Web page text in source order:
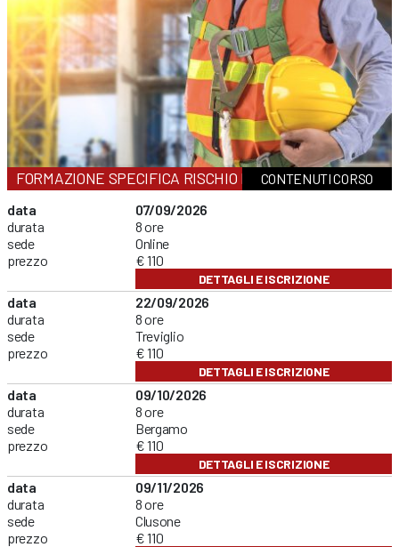
FORMAZIONE SPECIFICA RISCHIO MEDIOCONTENUTI CORSO
data
durata
sede
prezzo
07/09/2026
8 ore
Online
€ 110
DETTAGLI E ISCRIZIONE
data
durata
sede
prezzo
22/09/2026
8 ore
Treviglio
€ 110
DETTAGLI E ISCRIZIONE
data
durata
sede
prezzo
09/10/2026
8 ore
Bergamo
€ 110
DETTAGLI E ISCRIZIONE
data
durata
sede
prezzo
09/11/2026
8 ore
Clusone
€ 110